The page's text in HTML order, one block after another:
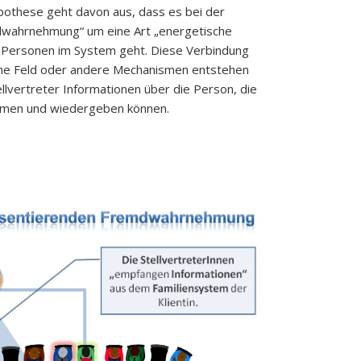
geht davon aus, dass es bei der
um eine Art „energetische
im System geht. Diese Verbindung
Feld oder andere Mechanismen entstehen
Informationen über die Person, die
und wiedergeben können.